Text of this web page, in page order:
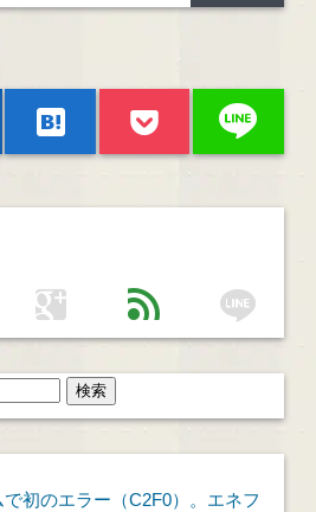
hatenabookmark line
google feed line
初のエラー（C2F0）。エネフ